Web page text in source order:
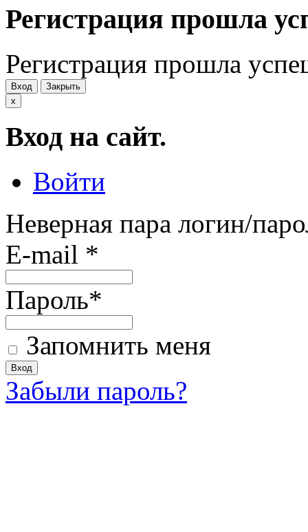
Регистрация прошла
Регистрация прошла
Вход
Закрыть
x
Вход на сайт.
Войти
Неверная пара логин/
E-mail *
Пароль*
Запомнить меня
Забыли пароль?